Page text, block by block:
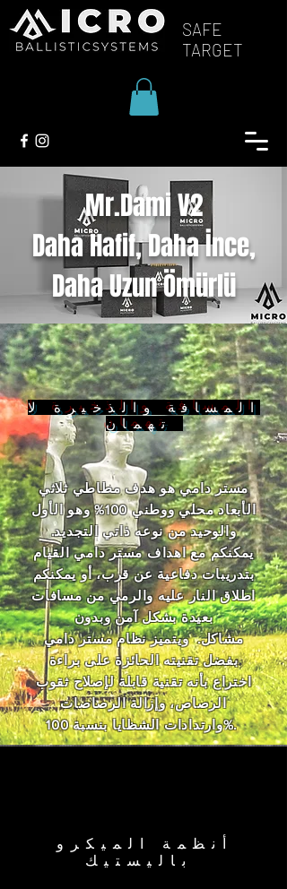
SAFE
TARGET
Mr.Dami V2
Daha Hafif, Daha İnce,
Daha Uzun Ömürlü
المسافة والذخيرة لا
مستر دامي هو هدف مطاطي ثلاثي
الأبعاد محلي ووطني 100% وهو الأول
والوحيد من نوعه ذاتي التجديد.
يمكنكم مع اهداف مستر دامي القيام
بتدريبات دفاعية عن قرب، أو يمكنكم
اطلاق النار عليه والرمي من مسافات
بعيدة بشكل آمن وبدون
مشاكل. ويتميز نظام مستر دامي
بفضل تقنيته الحائزة على براءة
اختراع بأنه تقنية قابلة لإصلاح ثقوب
الرصاص، وإزالة الرصاصات
وارتدادات الشظايا بنسبة 100%.
مستر دامي بالأرقام
أنظمة الميكرو